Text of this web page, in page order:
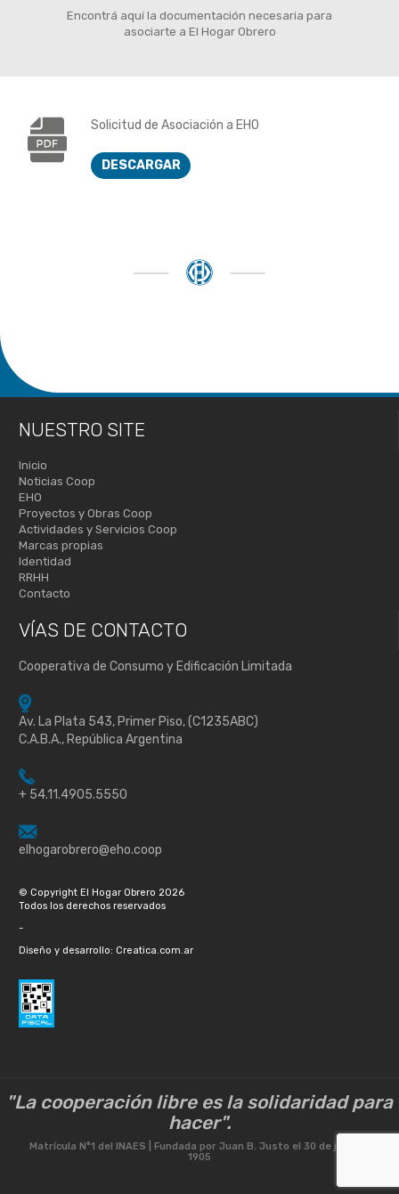
Encontrá aquí la documentación necesaria para
asociarte a El Hogar Obrero
Solicitud de Asociación a EHO
DESCARGAR
NUESTRO SITE
Inicio
Noticias Coop
EHO
Proyectos y Obras Coop
Actividades y Servicios Coop
Marcas propias
Identidad
RRHH
Contacto
VÍAS DE CONTACTO
Cooperativa de Consumo y Edificación Limitada
Av. La Plata 543, Primer Piso, (C1235ABC)
C.A.B.A., República Argentina
+ 54.11.4905.5550
elhogarobrero@eho.coop
© Copyright El Hogar Obrero 2026
Todos los derechos reservados
-
Diseño y desarrollo: Creatica.com.ar
"La cooperación libre es la solidaridad para
hacer".
Matrícula N°1 del INAES | Fundada por Juan B. Justo el 30 de julio de
1905